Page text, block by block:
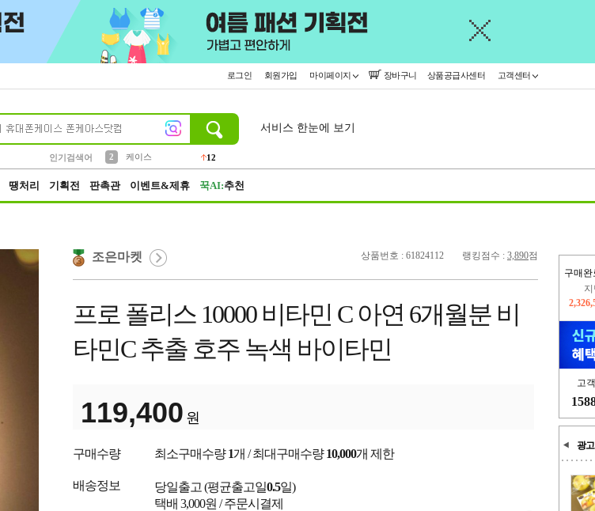
로그인 회원가입 마이페이지 장바구니 상품공급사센터 고객센터
인기검색어
2
케이스
12
서비스 한눈에 보기
땡처리 기획전 판촉관 이벤트&제휴 꾹AI:추천
구매완
고
광고
상품번호 : 61824112 랭킹점수 : 3,890점
조은마켓
프로 폴리스 10000 비타민 C 아연 6개월분 비
타민C 추출 호주 녹색 바이타민
119,400 원
구매수량 최소구매수량1개 / 최대구매수량10,000개 제한
배송정보 당일출고 (평균출고일0.5일)
택배 3,000원 / 주문시결제